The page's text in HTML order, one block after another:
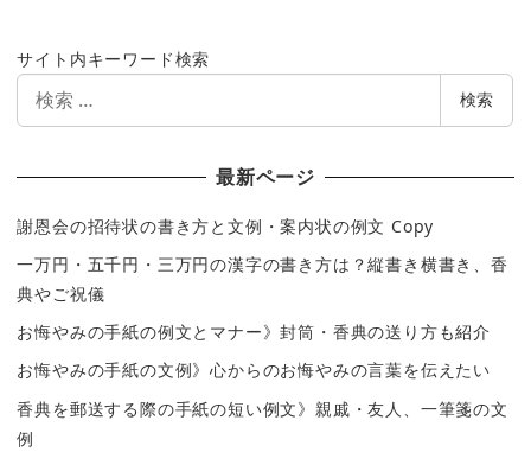
サイト内キーワード検索
索
検索
最新ページ
謝恩会の招待状の書き方と文例・案内状の例文 Copy
一万円・五千円・三万円の漢字の書き方は？縦書き横書き、香
典やご祝儀
お悔やみの手紙の例文とマナー》封筒・香典の送り方も紹介
お悔やみの手紙の文例》心からのお悔やみの言葉を伝えたい
香典を郵送する際の手紙の短い例文》親戚・友人、一筆箋の文
例